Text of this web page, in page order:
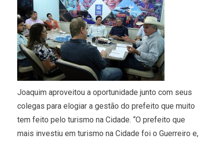
Joaquim aproveitou a oportunidade junto com seus
colegas para elogiar a gestão do prefeito que muito
tem feito pelo turismo na Cidade. “O prefeito que
mais investiu em turismo na Cidade foi o Guerreiro e,